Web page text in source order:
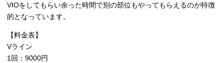
VIOをしてもらい余った時間で別の部位もやってもらえるのが特徴
的となっています。
【料金表】
Vライン
1回：9000円